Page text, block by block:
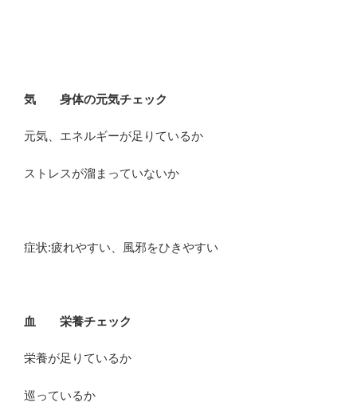
気 身体の元気チェック
元気、エネルギーが足りているか
ストレスが溜まっていないか
症状:疲れやすい、風邪をひきやすい
血 栄養チェック
栄養が足りているか
巡っているか